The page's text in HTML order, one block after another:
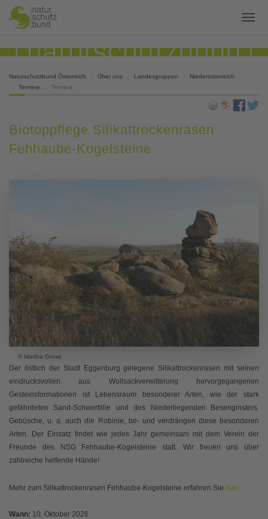
Naturschutzbund Österreich Über uns Landesgruppen
Niederösterreich
Termine
Termine
Biotoppflege Silikattrockenrasen
Fehhaube-Kogelsteine
© Martha Gross
Der östlich der Stadt Eggenburg gelegene Silikattrockenrasen mit seinen
eindrucksvollen aus Wollsackverwitterung hervorgegangenen
Gesteinsformationen ist Lebensraum besonderer Arten, wie der stark
gefährdeten Sand-Schwertlilie und des Niederliegenden Besenginsters.
Gebüsche, u. a. auch die Robinie, be- und verdrängen diese besonderen
Arten. Der Einsatz findet wie jedes Jahr gemeinsam mit dem Verein der
Freunde des NSG Fehhaube-Kogelsteine statt. Wir freuen uns über
zahlreiche helfende Hände!
Mehr zum Silikattrockenrasen Fehhaube-Kogelsteine erfahren Sie hier.
Wann: 10. Oktober 2026